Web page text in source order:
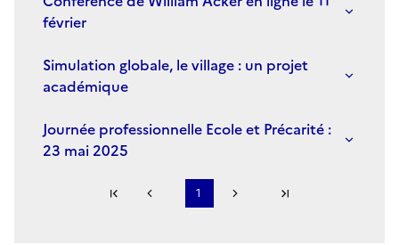
février
Simulation globale, le village : un projet
académique
Journée professionnelle Ecole et Précarité :
23 mai 2025
Première page
Page précédente
1
Page suivanteDernière page